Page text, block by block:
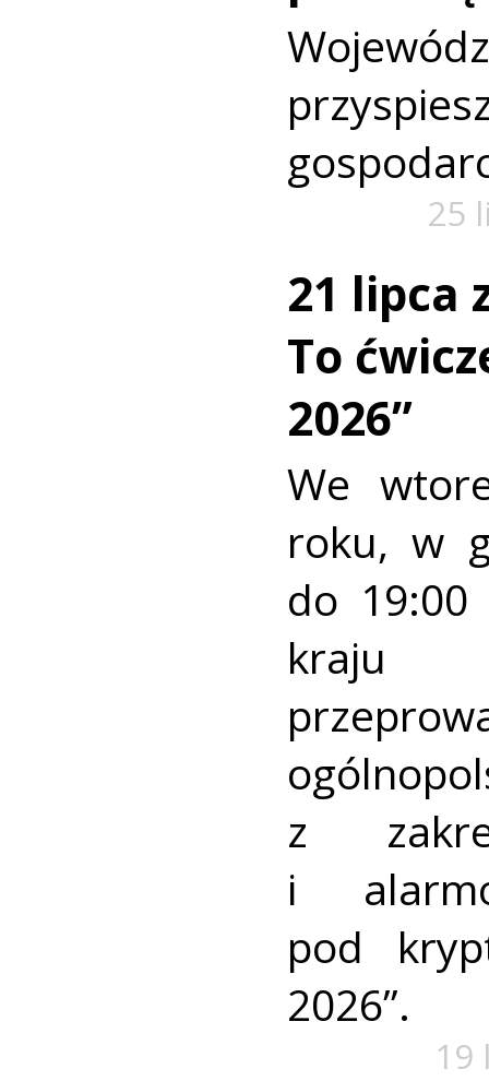
25
21 lipca
To
2026”
We
roku, w
do 19:00
z
i
pod
2026”.
19